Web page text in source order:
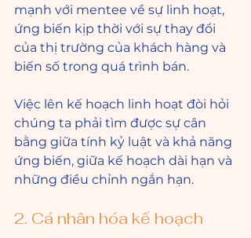
mạnh với mentee về sự linh hoạt,
ứng biến kịp thời với sự thay đổi
của thị trường của khách hàng và
biến số trong quá trình bán.
Việc lên kế hoạch linh hoạt đòi hỏi
chúng ta phải tìm được sự cân
bằng giữa tính kỷ luật và khả năng
ứng biến, giữa kế hoạch dài hạn và
những điều chỉnh ngắn hạn.
2. Cá nhân hóa kế hoạch